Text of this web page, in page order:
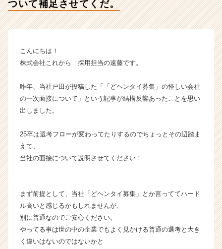
イ
ベ
チ
ャ
長
か
カ
ウ
ト
届
く
ついて補足させてくだ。
こんにちは！
株式会社これから 採用担当の遠藤です。
昨年、当社戸田が投稿した「「どヘンタイ募集」の怪しい会社
の一次面接について」という記事が結構反響あったことを思い
出しました。
25卒は選考フローが変わってたりするのでちょっとその辺踏ま
えて、
当社の面接について説明させてください！
まず前提として、当社「どヘンタイ募集」とか言っててハード
ル高いと感じるかもしれませんが、
別に普通なのでご安心ください。
やってる事は世の中の企業でもよく見かける普通の選考と大き
く違いはないのではないかと